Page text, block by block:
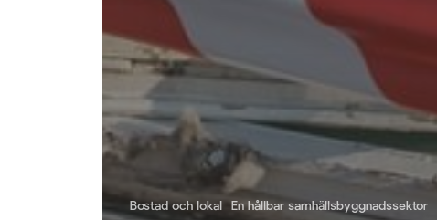
Bostad och lokal En hållbar samhällsbyggnadssektor